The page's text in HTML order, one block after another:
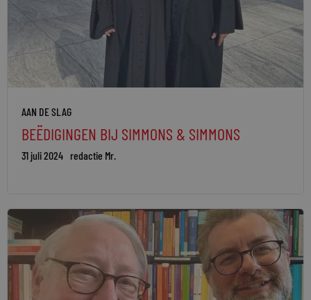
AAN DE SLAG
BEËDIGINGEN BIJ SIMMONS & SIMMONS
31 juli 2024 redactie Mr.